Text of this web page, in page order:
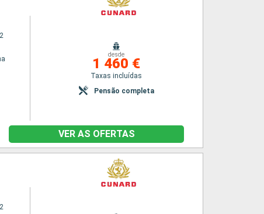
desde
1 460 €
Taxas incluídas
Pensão completa
VER AS OFERTAS